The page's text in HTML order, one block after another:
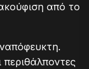
από το